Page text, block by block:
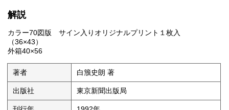
解説
カラー70図版 サイン入りオリジナルプリント１枚入
（36×43）
外箱40×56
著者 白籏史朗 著
出版社 東京新聞出版局